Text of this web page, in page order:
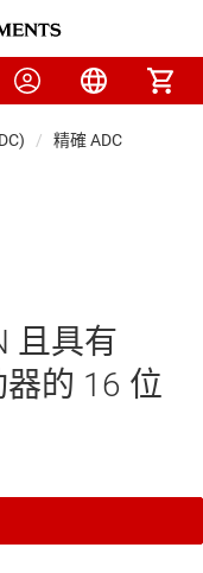
精確 ADC
且具有
的 16 位